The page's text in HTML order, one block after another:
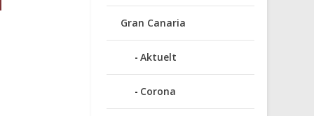
Gran Canaria
Aktuelt
Corona